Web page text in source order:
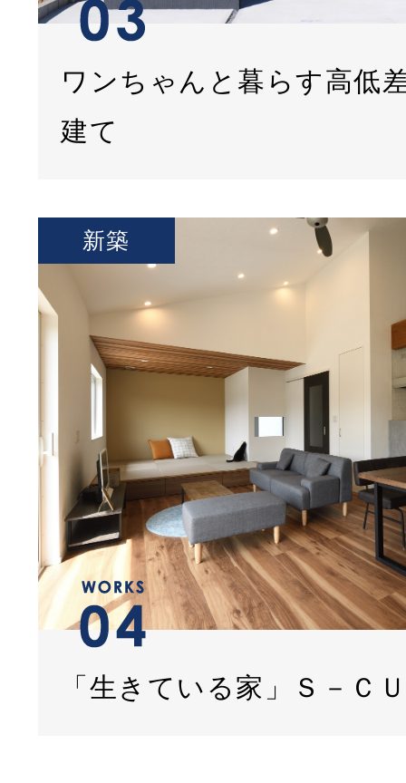
ワンちゃんと暮らす高低
建て
「生きている家」Ｓ－Ｃ
新築